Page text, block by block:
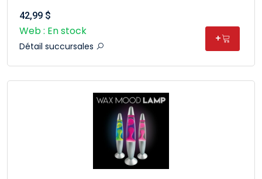
42,99 $
Web : En stock
Détail succursales
+